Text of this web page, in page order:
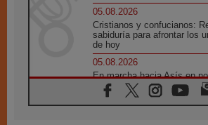
05.08.2026
Cristianos y confucianos:
sabiduría para afrontar los
de hoy
05.08.2026
En marcha hacia Asís en
Francisco, a la espera de
05.08.2026